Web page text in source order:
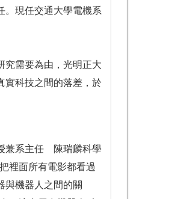
。現任交通大學電機系
究需要為由，光明正大
實科技之間的落差，於
兼系主任 陳瑞麟科學
裡面所有電影都看過
機器人之間的關